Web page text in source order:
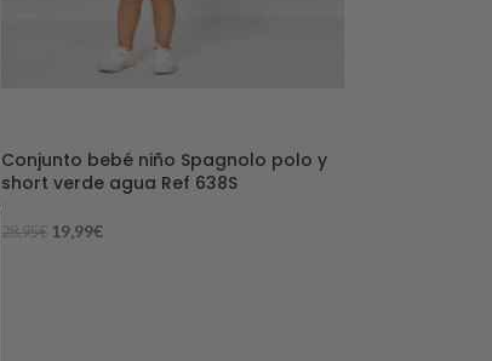
Conjunto bebé niño Spagnolo polo y
short verde agua Ref 638S
28,95€ 19,99€